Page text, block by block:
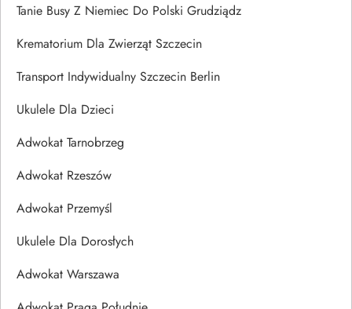
Tanie Busy Z Niemiec Do Polski Grudziądz
Krematorium Dla Zwierząt Szczecin
Transport Indywidualny Szczecin Berlin
Ukulele Dla Dzieci
Adwokat Tarnobrzeg
Adwokat Rzeszów
Adwokat Przemyśl
Ukulele Dla Dorosłych
Adwokat Warszawa